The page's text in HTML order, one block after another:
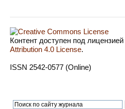
Контент доступен под лицензией
Attribution 4.0 License.
ISSN 2542-0577 (Online)